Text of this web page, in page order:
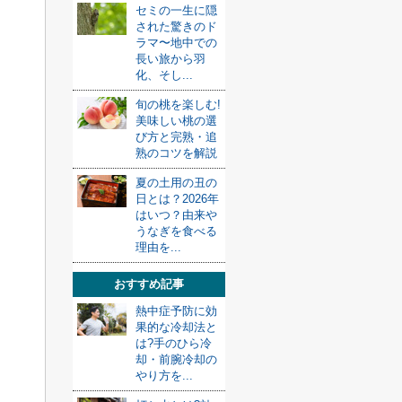
セミの一生に隠
された驚きのド
ラマ〜地中での
長い旅から羽
化、そし...
旬の桃を楽しむ!
美味しい桃の選
び方と完熟・追
熟のコツを解説
夏の土用の丑の
日とは？2026年
はいつ？由来や
うなぎを食べる
理由を...
おすすめ記事
熱中症予防に効
果的な冷却法と
は?手のひら冷
却・前腕冷却の
やり方を...